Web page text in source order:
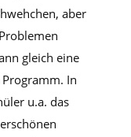
aber
gleich eine
In
u.a. das